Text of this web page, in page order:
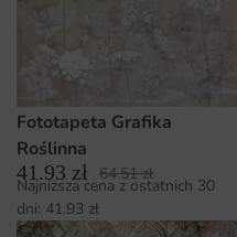
Fototapeta Grafika
Roślinna
41.93 zł 64.51zł
Najniższa cena z ostatnich 30
dni: 41.93 zł